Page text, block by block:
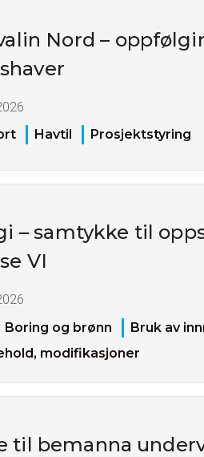
Nord –
Havtil Prosjektstyring
– samtykke til
VI
Boring og brønn
Bruk av
modifikasjoner
til bemanna